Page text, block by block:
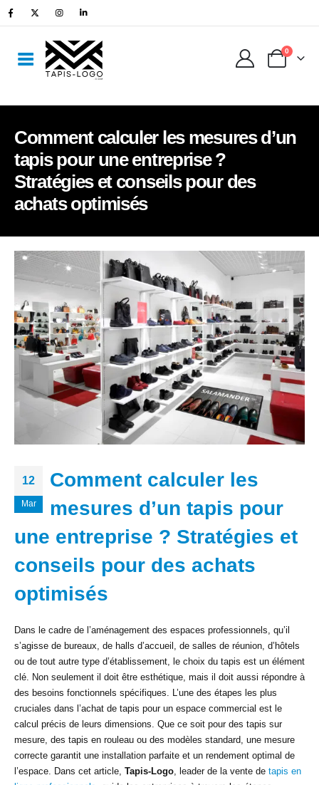
0
Comment calculer les mesures d’un
tapis pour une entreprise ?
Stratégies et conseils pour des
achats optimisés
12
Mar
Comment calculer les
mesures d’un tapis pour
une entreprise ? Stratégies et
conseils pour des achats
optimisés
Dans le cadre de l’aménagement des espaces professionnels, qu’il
s’agisse de bureaux, de halls d’accueil, de salles de réunion, d’hôtels
ou de tout autre type d’établissement, le choix du tapis est un élément
clé. Non seulement il doit être esthétique, mais il doit aussi répondre à
des besoins fonctionnels spécifiques. L’une des étapes les plus
cruciales dans l’achat de tapis pour un espace commercial est le
calcul précis de leurs dimensions. Que ce soit pour des tapis sur
mesure, des tapis en rouleau ou des modèles standard, une mesure
correcte garantit une installation parfaite et un rendement optimal de
l’espace. Dans cet article, Tapis-Logo , leader de la vente de tapis en